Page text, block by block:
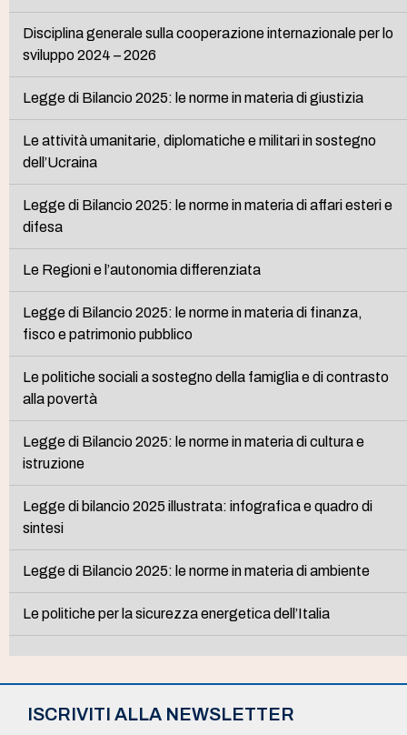
Disciplina generale sulla cooperazione internazionale per lo
sviluppo 2024 – 2026
Legge di Bilancio 2025: le norme in materia di giustizia
Le attività umanitarie, diplomatiche e militari in sostegno
dell’Ucraina
Legge di Bilancio 2025: le norme in materia di affari esteri e
difesa
Le Regioni e l’autonomia differenziata
Legge di Bilancio 2025: le norme in materia di finanza,
fisco e patrimonio pubblico
Le politiche sociali a sostegno della famiglia e di contrasto
alla povertà
Legge di Bilancio 2025: le norme in materia di cultura e
istruzione
Legge di bilancio 2025 illustrata: infografica e quadro di
sintesi
Legge di Bilancio 2025: le norme in materia di ambiente
Le politiche per la sicurezza energetica dell’Italia
ISCRIVITI ALLA NEWSLETTER